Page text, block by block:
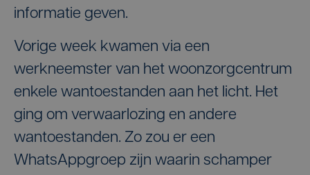
informatie geven.
Vorige week kwamen via een
werkneemster van het woonzorgcentrum
enkele wantoestanden aan het licht. Het
ging om verwaarlozing en andere
wantoestanden. Zo zou er een
WhatsAppgroep zijn waarin schamper